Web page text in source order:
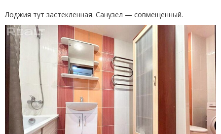
Лоджия тут застекленная. Санузел — совмещенный.